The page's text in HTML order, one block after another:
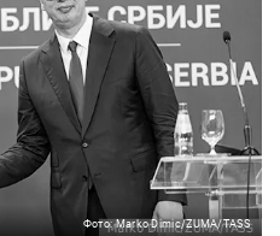
Фото: Marko Dimic/ZUMA/TASS